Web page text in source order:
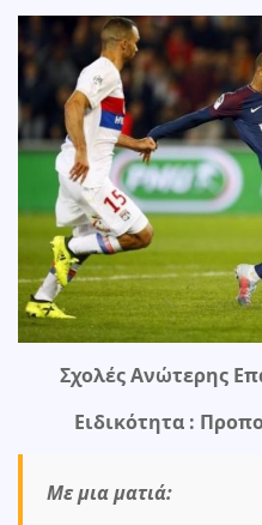
Σχολές Ανώτερης
Ειδικότητα :
Με μια ματιά: